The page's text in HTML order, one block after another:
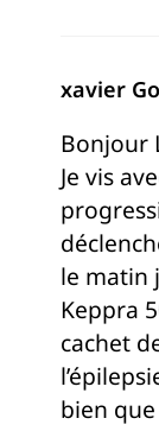
xavier
Bonjour
Je vis
le matin
Keppra
cachet
bien que